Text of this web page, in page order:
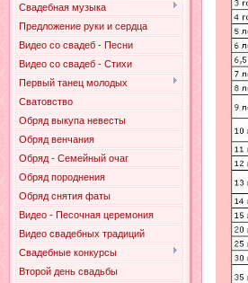
Свадебная музыка
Предложение руки и сердца
Видео со свадеб - Песни
Видео со свадеб - Стихи
Первый танец молодых
Сватовство
Обряд выкупа невесты
Обряд венчания
Обряд - Семейный очаг
Обряд породнения
Обряд снятия фаты
Видео - Песочная церемония
Видео свадебных традиций
Свадебные конкурсы
Второй день свадьбы